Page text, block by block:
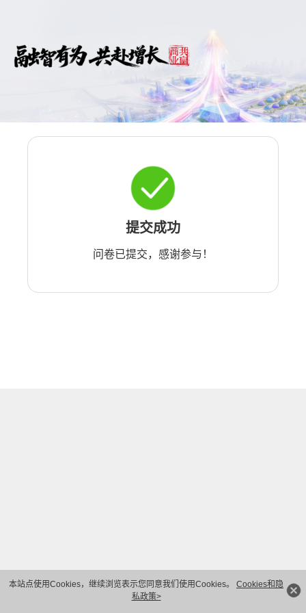
本站点使用Cookies，继续浏览表示您同意我们使用Cookies。 Cookies和隐
私政策>
提交成功
问卷已提交，感谢参与！